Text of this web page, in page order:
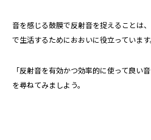
音を感じる鼓膜で反射音を捉えることは
で生活するためにおおいに役立っています
「反射音を有効かつ効率的に使って良い
を尋ねてみましよう。